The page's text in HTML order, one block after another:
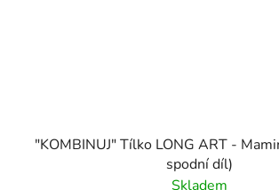
"KOMBINUJ" Tílko LONG ART -
spodní díl)
Skladem